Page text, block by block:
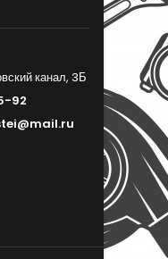
канал, 3Б
92